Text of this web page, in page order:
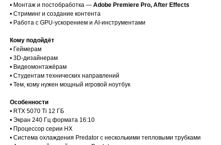
• Монтаж и постобработка — Adobe Premiere Pro, After Effects
• Стриминг и создание контента
• Работа с GPU-ускорением и AI-инструментами
Кому подойдёт
• Геймерам
• 3D-дизайнерам
• Видеомонтажёрам
• Студентам технических направлений
• Тем, кому нужен мощный игровой ноутбук
Особенности
• RTX 5070 Ti 12 ГБ
• Экран 240 Гц формата 16:10
• Процессор серии HX
• Система охлаждения Predator с несколькими тепловыми трубками